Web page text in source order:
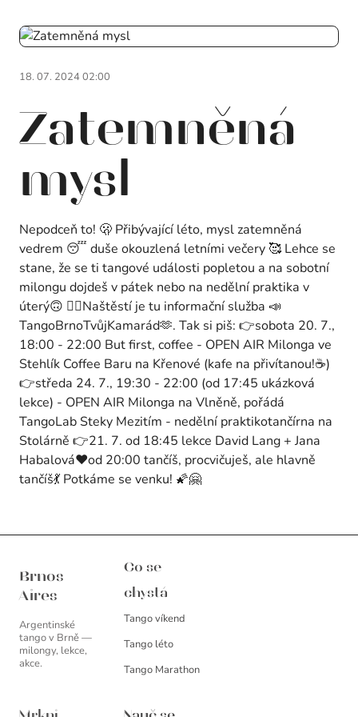
18. 07. 2024 02:00
Zatemněná
mysl
Nepodceň to! 🫢 Přibývající léto, mysl zatemněná
vedrem 😴 duše okouzlená letními večery 🥰 Lehce se
stane, že se ti tangové události popletou a na sobotní
milongu dojdeš v pátek nebo na nedělní praktika v
úterý🙃 🙋‍♀️Naštěstí je tu informační služba 📣
TangoBrnoTvůjKamarád🫶. Tak si piš: 👉sobota 20. 7.,
18:00 - 22:00 But first, coffee - OPEN AIR Milonga ve
Stehlík Coffee Baru na Křenové (kafe na přivítanou!☕)
👉středa 24. 7., 19:30 - 22:00 (od 17:45 ukázková
lekce) - OPEN AIR Milonga na Vlněně, pořádá
TangoLab Steky Mezitím - nedělní praktikotančírna na
Stolárně 👉21. 7. od 18:45 lekce David Lang + Jana
Habalová❤️od 20:00 tančíš, procvičuješ, ale hlavně
tančíš💃 Potkáme se venku! 🌠🤗
Brnos
Aires
Argentinské
tango v Brně —
milongy, lekce,
akce.
Co se
chystá
Tango víkend
Tango léto
Tango Marathon